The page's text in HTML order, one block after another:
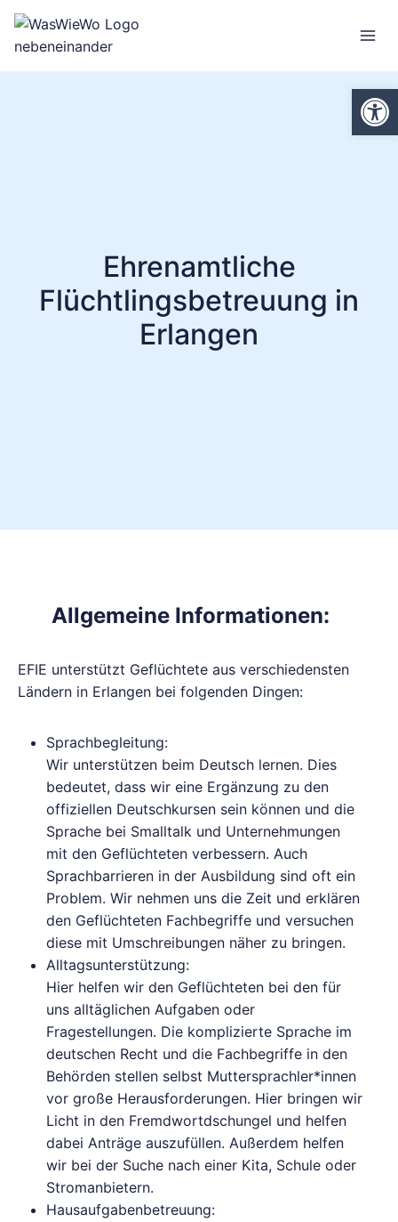
Zum
Inhalt
springen
Ehrenamtliche
Flüchtlingsbetreuung in
Erlangen
Allgemeine Informationen:
EFIE unterstützt Geflüchtete aus verschiedensten
Ländern in Erlangen bei folgenden Dingen:
Sprachbegleitung:
Wir unterstützen beim Deutsch lernen. Dies
bedeutet, dass wir eine Ergänzung zu den
offiziellen Deutschkursen sein können und die
Sprache bei Smalltalk und Unternehmungen
mit den Geflüchteten verbessern. Auch
Sprachbarrieren in der Ausbildung sind oft ein
Problem. Wir nehmen uns die Zeit und erklären
den Geflüchteten Fachbegriffe und versuchen
diese mit Umschreibungen näher zu bringen.
Alltagsunterstützung:
Hier helfen wir den Geflüchteten bei den für
uns alltäglichen Aufgaben oder
Fragestellungen. Die komplizierte Sprache im
deutschen Recht und die Fachbegriffe in den
Behörden stellen selbst Muttersprachler*innen
vor große Herausforderungen. Hier bringen wir
Licht in den Fremdwortdschungel und helfen
dabei Anträge auszufüllen. Außerdem helfen
wir bei der Suche nach einer Kita, Schule oder
Stromanbietern.
Hausaufgabenbetreuung: